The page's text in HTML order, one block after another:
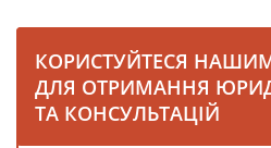
КОРИСТУЙТЕСЯ
ДЛЯ ОТРИМАННЯ
ТА КОНСУЛЬТАЦІЙ